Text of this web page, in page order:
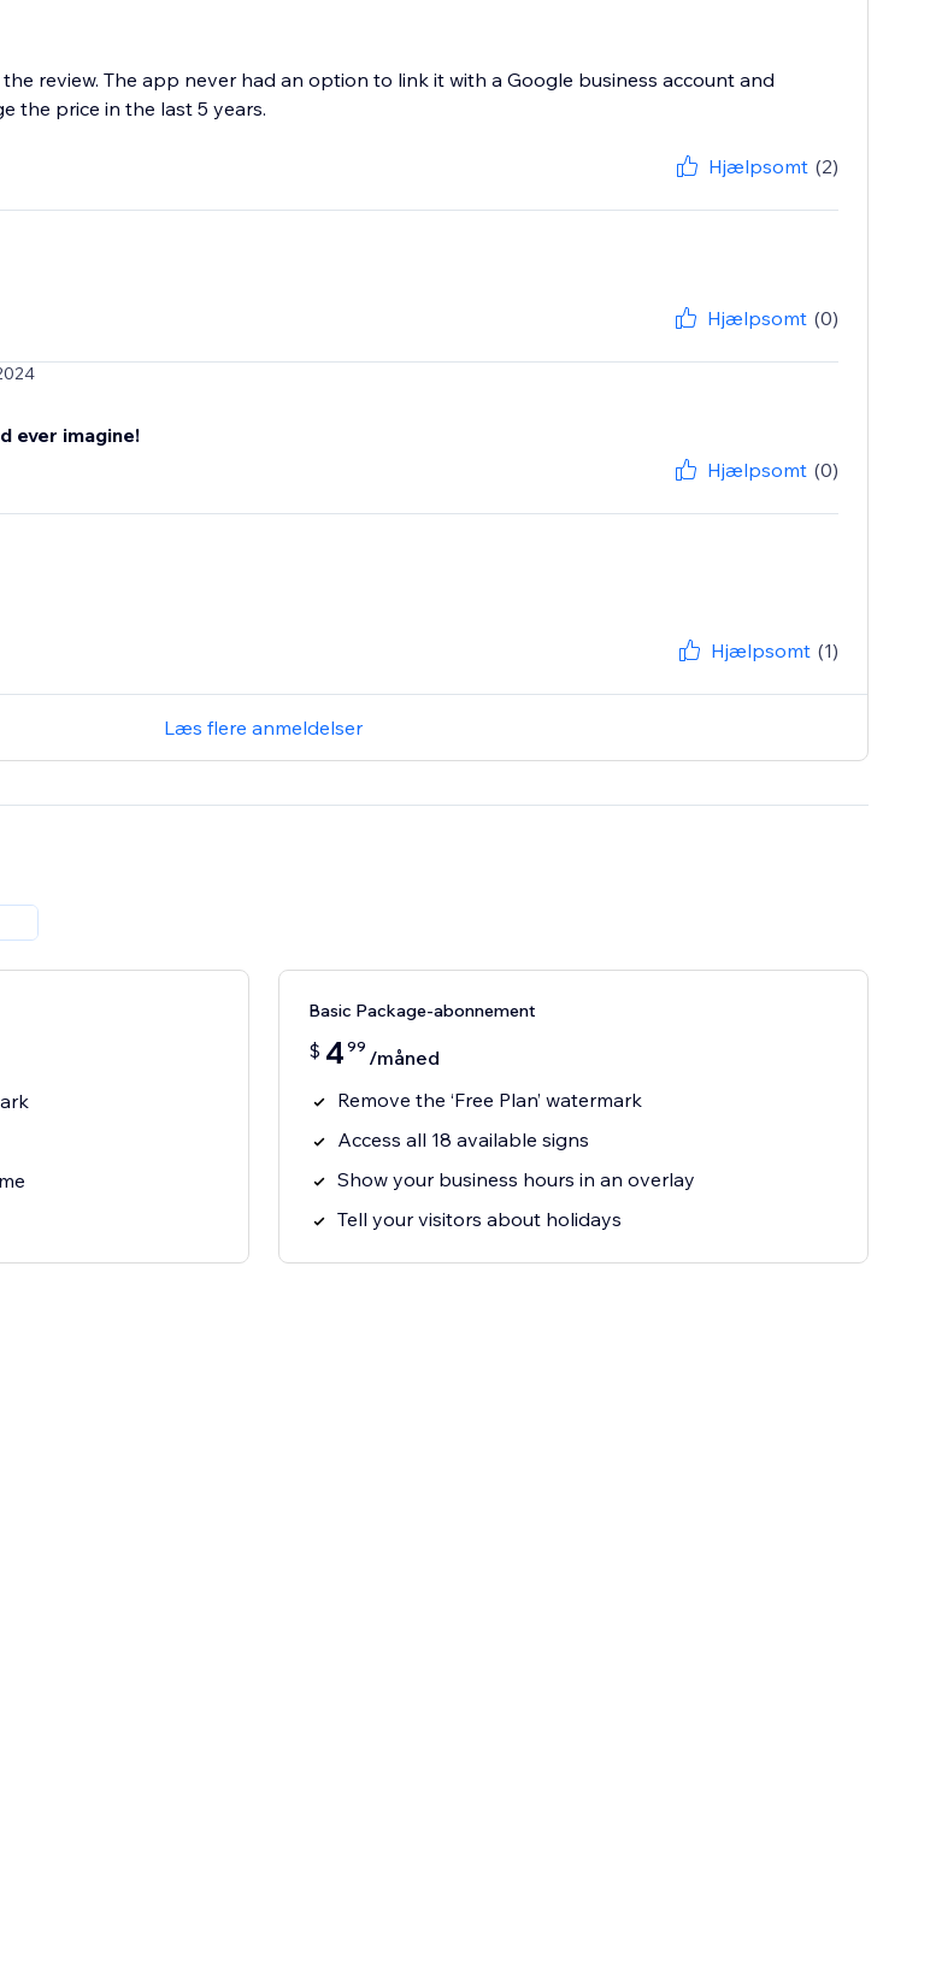
review. The app never had an option to link it with a Google business account and
the price in the last 5 years.
Hjælpsomt (2)
Hjælpsomt (0)
ever imagine!
Hjælpsomt (0)
Hjælpsomt (1)
Læs flere anmeldelser
Basic Package-abonnement
$ 4 99 /måned
Remove the ‘Free Plan’ watermark
Access all 18 available signs
Show your business hours in an overlay
Tell your visitors about holidays